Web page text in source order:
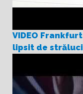
VIDEO
lipsit de